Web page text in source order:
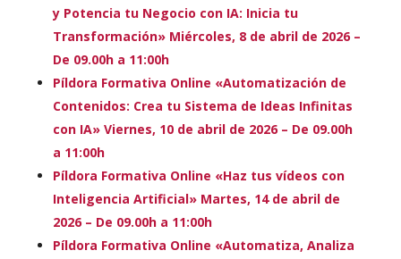
y Potencia tu Negocio con IA: Inicia tu
Transformación» Miércoles, 8 de abril de 2026 –
De 09.00h a 11:00h
Píldora Formativa Online «Automatización de
Contenidos: Crea tu Sistema de Ideas Infinitas
con IA» Viernes, 10 de abril de 2026 – De 09.00h
a 11:00h
Píldora Formativa Online «Haz tus vídeos con
Inteligencia Artificial» Martes, 14 de abril de
2026 – De 09.00h a 11:00h
Píldora Formativa Online «Automatiza, Analiza